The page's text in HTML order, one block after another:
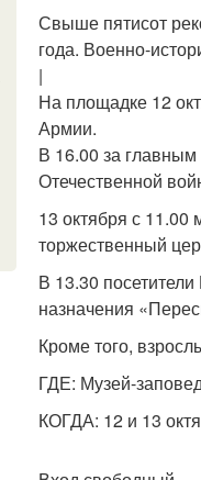
Свыше пятисот
года. Военно-
|
На площадке 12
Армии.
В 16.00 за
Отечественной
13 октября с 11.00
торжественный
В 13.30
назначения
Кроме того,
ГДЕ: Музей-
КОГДА: 12 и 13